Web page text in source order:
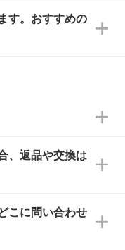
フ宛にメール
する詳細は、
当スタッフが
ご相談くださ
/調整してほ
ラスト、写真
ータに変換し
てほしい
す。おすすめの
フがお客様の
印刷色をご提
濃色の場合は
しておりま
合、印刷をく
印刷色が、柔
印刷色が映え
土日祝日はお
問い合わせ
、返品や交換は
急担当スタッ
況を確認し、
こに問い合わせ